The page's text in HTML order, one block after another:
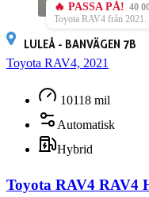
🔥 PASSA PÅ! 40
Toyota RAV4 från 2021.
LULEÅ - BANVÄGEN 7B
Toyota RAV4, 2021
10118 mil
Automatisk
Hybrid
Toyota RAV4 RAV4